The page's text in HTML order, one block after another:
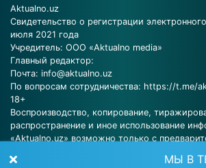
Aktualno.uz
Свидетельство о регистрации
июля 2021 года
Учредитель: ООО «Aktualno media»
Главный редактор:
Почта: info@aktualno.uz
По вопросам сотрудничества: https://t.me/
18+
Воспроизводство, копирование,
распространение и иное использование
«Aktualno.uz» возможно только с
МЫ В